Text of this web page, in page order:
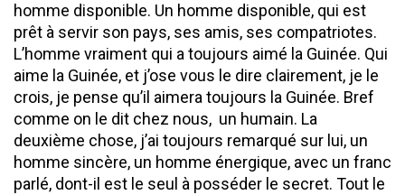
homme disponible. Un homme disponible, qui est
prêt à servir son pays, ses amis, ses compatriotes.
L’homme vraiment qui a toujours aimé la Guinée. Qui
aime la Guinée, et j’ose vous le dire clairement, je le
crois, je pense qu’il aimera toujours la Guinée. Bref
comme on le dit chez nous, un humain. La
deuxième chose, j’ai toujours remarqué sur lui, un
homme sincère, un homme énergique, avec un franc
parlé, dont-il est le seul à posséder le secret. Tout le